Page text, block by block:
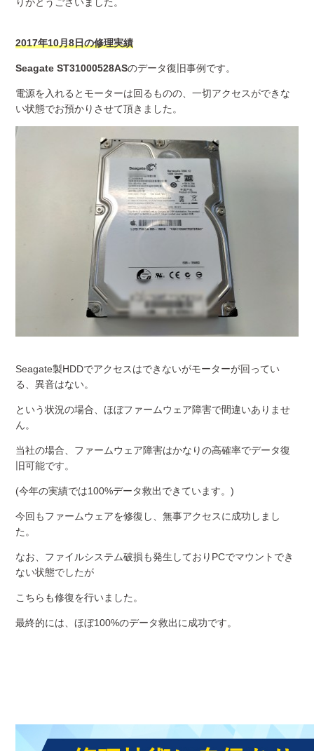
2017年10月8日の修理実績
Seagate ST31000528ASのデータ復旧事例です。
電源を入れるとモーターは回るものの、一切アクセスができな
い状態でお預かりさせて頂きました。
Seagate製HDDでアクセスはできないがモーターが回ってい
る、異音はない。
という状況の場合、ほぼファームウェア障害で間違いありませ
ん。
当社の場合、ファームウェア障害はかなりの高確率でデータ復
旧可能です。
(今年の実績では100%データ救出できています。)
今回もファームウェアを修復し、無事アクセスに成功しまし
た。
なお、ファイルシステム破損も発生しておりPCでマウントでき
ない状態でしたが
こちらも修復を行いました。
最終的には、ほぼ100%のデータ救出に成功です。